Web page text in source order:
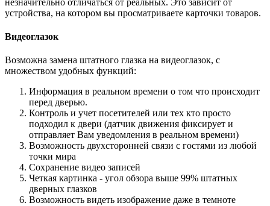
устройства, на котором вы просматриваете карточки товаров.
Видеоглазок
Возможна замена штатного глазка на видеоглазок, с
множеством удобных функций:
Информация в реальном времени о том что происходит
перед дверью.
Контроль и учет посетителей или тех кто просто
подходил к двери (датчик движения фиксирует и
отправляет Вам уведомления в реальном времени)
Возможность двухсторонней связи с гостями из любой
точки мира
Сохранение видео записей
Четкая картинка - угол обзора выше 99% штатных
дверных глазков
Возможность видеть изображение даже в темноте